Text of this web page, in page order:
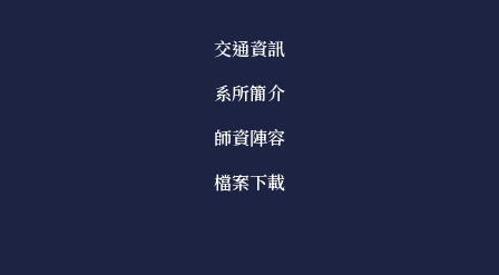
交通資訊
系所簡介
師資陣容
檔案下載